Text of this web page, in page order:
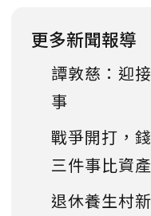
更多新聞報導
譚敦慈：迎
事
戰爭開打，
三件事比資
退休養生村